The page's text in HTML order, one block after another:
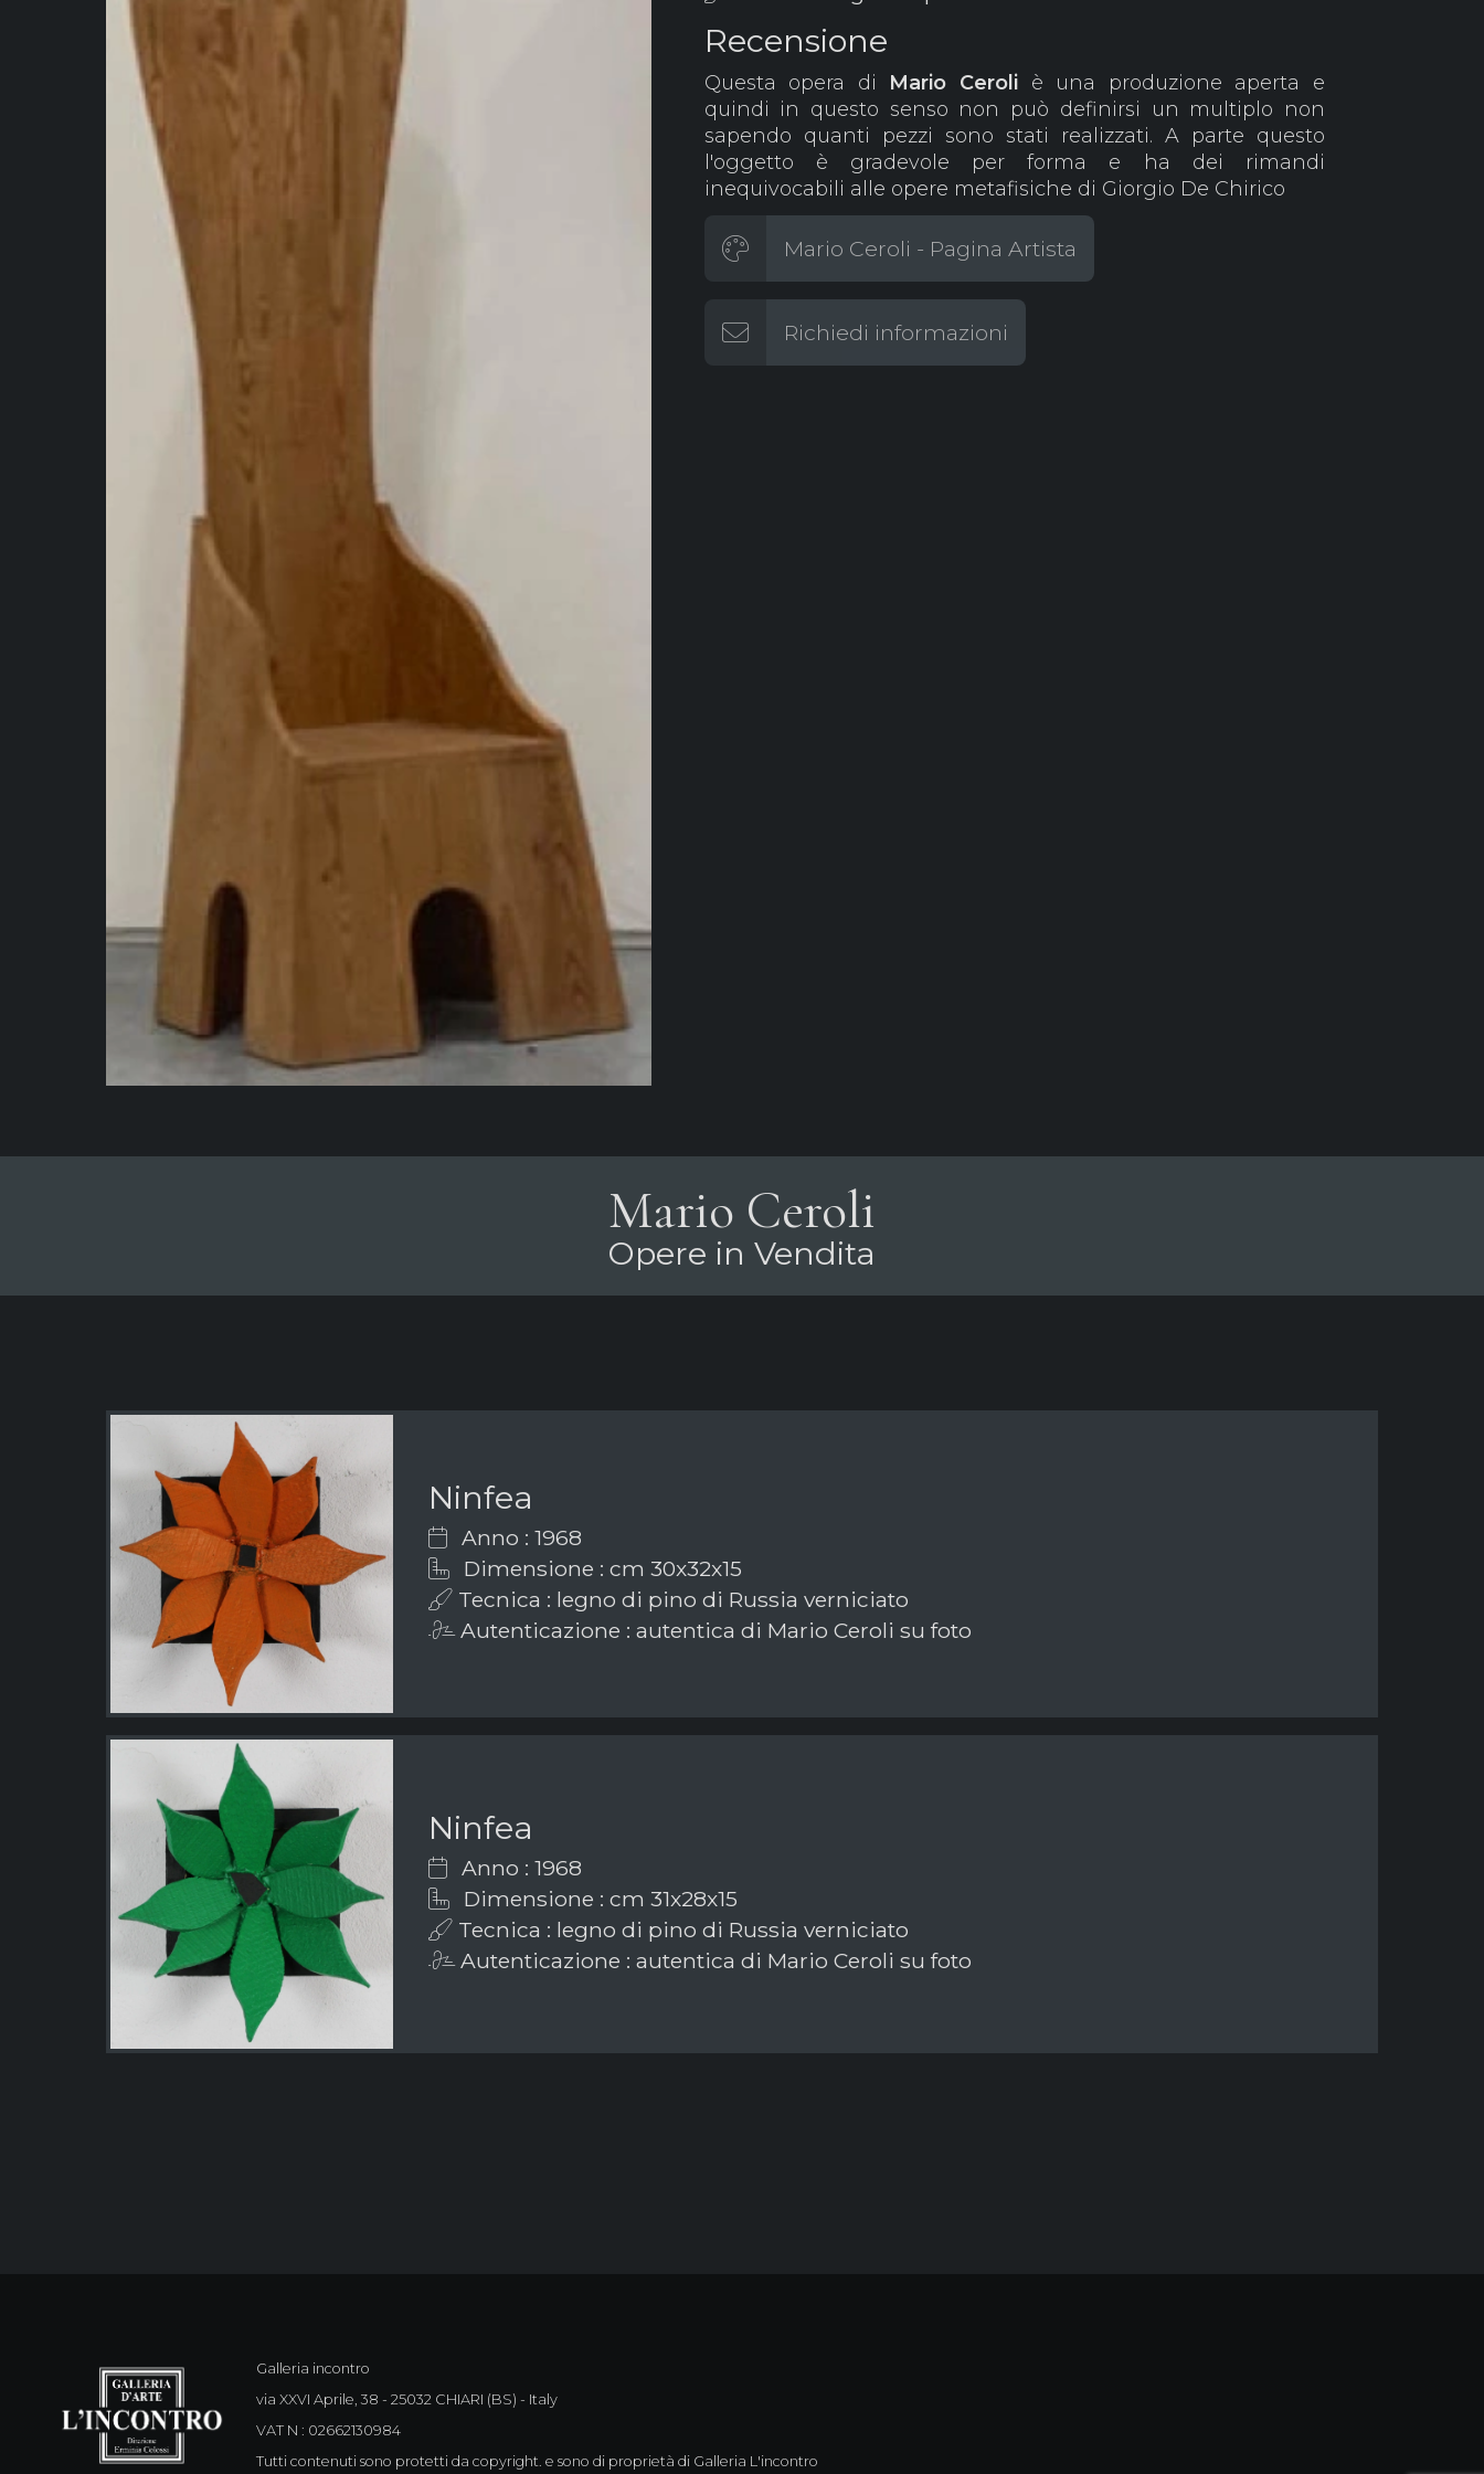
Recensione
Questa opera di Mario Ceroli è una produzione aperta e
quindi in questo senso non può definirsi un multiplo non
sapendo quanti pezzi sono stati realizzati. A parte questo
l'oggetto è gradevole per forma e ha dei rimandi
inequivocabili alle opere metafisiche di Giorgio De Chirico
Mario Ceroli - Pagina Artista
Richiedi informazioni
Mario Ceroli
Opere in Vendita
Ninfea
Anno : 1968
Dimensione : cm 30x32x15
Tecnica : legno di pino di Russia verniciato
Autenticazione : autentica di Mario Ceroli su foto
Ninfea
Anno : 1968
Dimensione : cm 31x28x15
Tecnica : legno di pino di Russia verniciato
Autenticazione : autentica di Mario Ceroli su foto
Galleria incontro
via XXVI Aprile, 38 - 25032 CHIARI (BS) - Italy
VAT N : 02662130984
Tutti contenuti sono protetti da copyright. e sono di proprietà di Galleria L'incontro